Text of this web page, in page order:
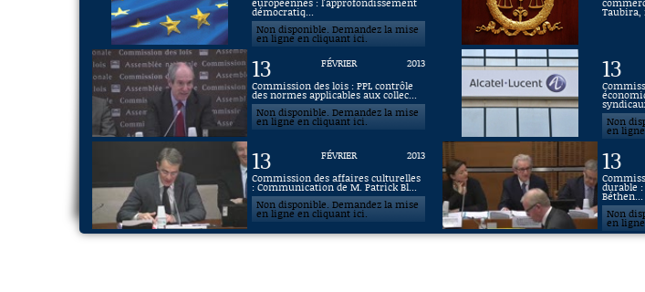
démocratiq...
Non disponible. Demandez la mise
en ligne en cliquant ici.
13 FÉVRIER
2013
Commission des lois : PPL contrôle
des normes applicables aux collec...
Non disponible. Demandez la mise
en ligne en cliquant ici.
13
Non
en
13 FÉVRIER
2013
Commission des affaires culturelles
: Communication de M. Patrick Bl...
Non disponible. Demandez la mise
en ligne en cliquant ici.
13
durable
Béthen...
Non
en